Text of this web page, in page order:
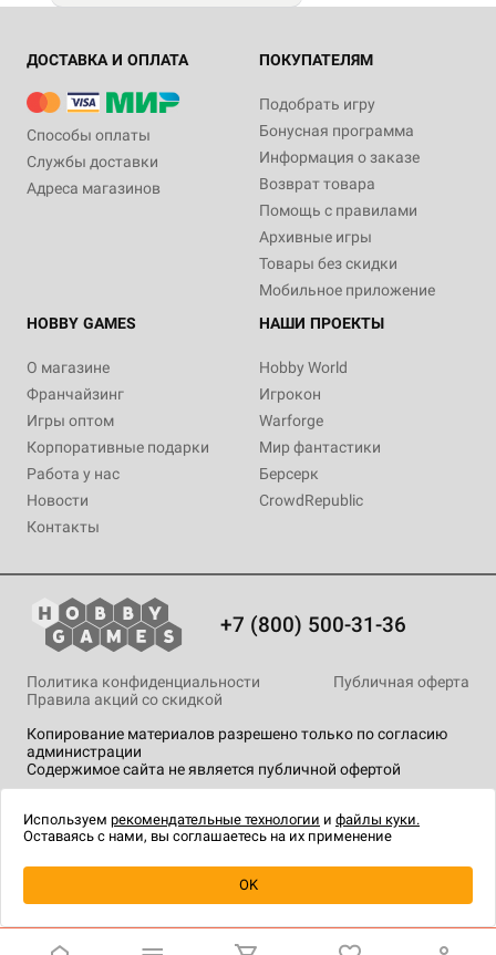
Уведомить о наличии
ДОСТАВКА И ОПЛАТА
Способы оплаты
Службы доставки
Адреса магазинов
ПОКУПАТЕЛЯМ
Подобрать игру
Бонусная программа
Информация о заказе
Возврат товара
Помощь с правилами
Архивные игры
Товары без скидки
Мобильное приложение
HOBBY GAMES
О магазине
Франчайзинг
Игры оптом
Корпоративные подарки
Работа у нас
Новости
Контакты
НАШИ ПРОЕКТЫ
Hobby World
Игрокон
Warforge
Мир фантастики
Берсерк
CrowdRepublic
+7 (800) 500-31-36
Копирование материалов разрешено только по согласию
администрации
Содержимое сайта не является публичной офертой
Политика конфиденциальности
Публичная оферта
Правила акций со скидкой
технологии.
Используем рекомендательные технологии и файлы куки.
Оставаясь с нами, вы соглашаетесь на их применение
OK